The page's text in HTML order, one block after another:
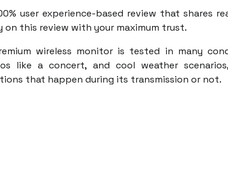
user experience-based review that shares
on this review with your maximum trust.
wireless monitor is tested in many
like a concert, and cool weather
that happen during its transmission or not.